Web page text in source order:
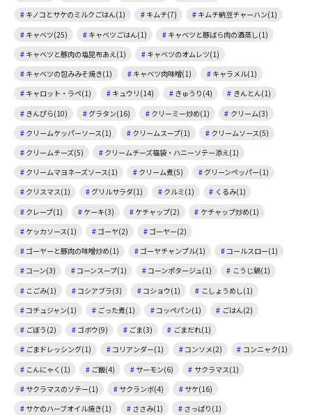
キノコとサケのミルクごはん(1)
キムチ(7)
キムチ納豆チャーハン(1)
キャベツ(25)
キャベツごはん(1)
キャベツと豚ばら肉の酒蒸し(1)
キャベツと豚肉の塩昆布あえ(1)
キャベツのオムレツ(1)
キャベツの包みみそ焼き(1)
キャベツ肉味噌(1)
キャラメル(1)
キャロット・ラペ(1)
キュウリ(14) きゅうり(4)
きんとん(1)
きんぴら(10)
グラタン(16) クリーミー炒め(1)
クリーム(3)
クリームケッパーソース(1)
クリームスープ(1)
クリームソース(5)
クリームチーズ(5)
クリームチーズ福袋・ハニーソテー添え(1)
クリームマヨネーズソース(1)
クリーム煮(5)
グリーンペッパー(1)
クリスマス(1)
グリルサラダ(1) クルミ(1)
くるみ(1)
クレープ(1)
ケーキ(3) ケチャップ(2)
ケチャップ炒め(1)
ケッカソース(1)
ゴーヤ(2)
ゴーヤー(2)
ゴーヤーと豚肉の味噌炒め(1)
ゴーヤチャンプル(1)
コールスロー(1)
コーン(3)
コーンスープ(1) コーンポタージュ(1)
こうじ鍋(1)
こごみ(1)
コシアブラ(3) コショウ(1)
こしょうめし(1)
コチュジャン(1)
ごった煮(1) コッペパン(1)
ごはん(2)
ごぼう(2)
ゴボウ(9) ごま(3)
ごまだれ(1)
ごまドレッシング(1)
コリアンダー(1) コンソメ(2)
コンニャク(1)
こんにゃく(1)
ご飯(4) サーモン(6)
サクラマス(1)
サクラマスのソテー(1)
サクランボ(4)
サケ(16)
サケのハーブオイル焼き(1)
ささみ(1)
さっぱり(1)